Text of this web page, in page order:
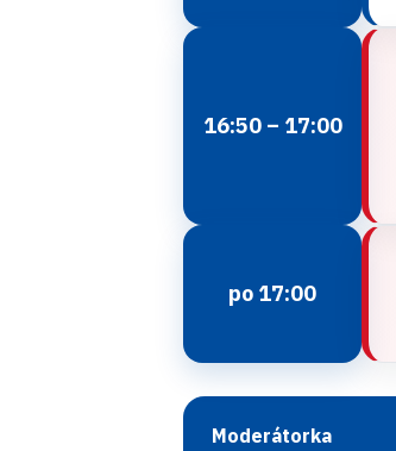
16:50 – 17:00
po 17:00
Moderátorka